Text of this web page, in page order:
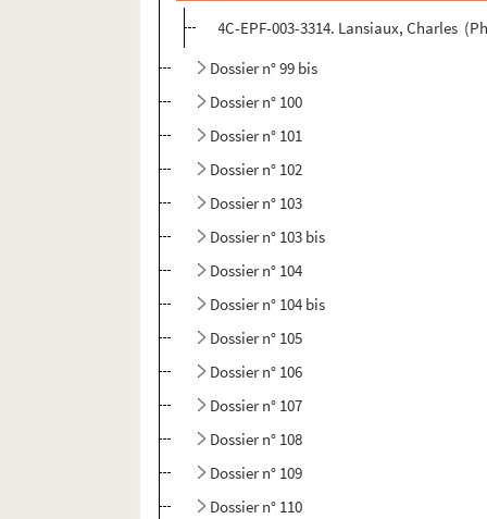
4C-EPF-003-3314. Lansiaux, Charles
Dossier n° 99 bis
Dossier n° 100
Dossier n° 101
Dossier n° 102
Dossier n° 103
Dossier n° 103 bis
Dossier n° 104
Dossier n° 104 bis
Dossier n° 105
Dossier n° 106
Dossier n° 107
Dossier n° 108
Dossier n° 109
Dossier n° 110